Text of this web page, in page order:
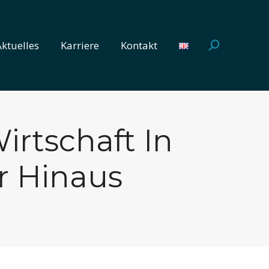
Karriere Kontakt Search:
In
Hinaus